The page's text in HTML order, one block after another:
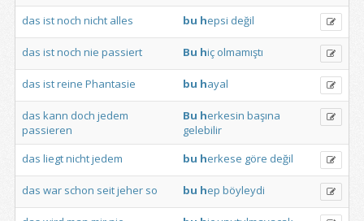
das istnoch nicht alles bu hepsi değil
das istnoch nie passiert Bu hiç olmamıştı
das istreine Phantasie bu hayal
das kann doch jedem
passieren
Bu herkesin başına
gelebilir
das liegtnichtjedem bu herkese göre değil
das war schon seitjeher so bu hep böyleydi